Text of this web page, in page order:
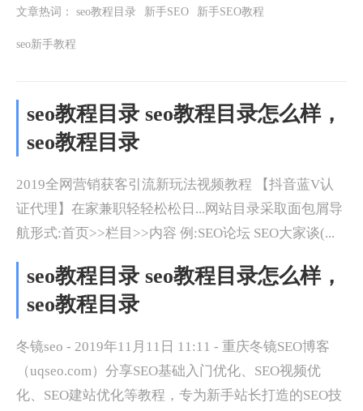
文章热词： seo教程目录 新手SEO 新手SEO教程
seo新手教程
seo教程目录 seo教程目录怎么样，
seo教程目录
2019全网营销获客引流新玩法视频教程 【抖音蓝V认
证代理】在家兼职轻轻松松日...网站目录采取面包屑导
航形式:首页>>栏目>>内容 例:SEO论坛 SEO大家谈(...
seo教程目录 seo教程目录怎么样，
seo教程目录
冬镜seo - 2019年11月11日 11:11 - 重庆冬镜SEO博客
（uqseo.com）分享SEO基础入门优化、SEO视频优
化、SEO建站优化等教程，专为新手站长打造的SEO技